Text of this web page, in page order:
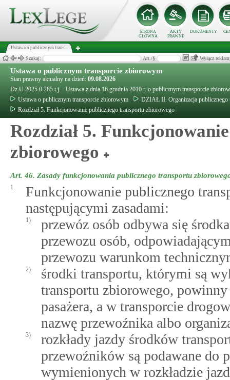
STRONA
GŁÓWNA
AKTY
PRAWNE
DOKUMENTY
Ustawa o publicznym trans...
Szukaj: Art./§ Wyłącz
Ustawa o publicznym transporcie zbiorowym
Stan prawny aktualny na dzień: 09.08.2026
Dz.U.2025.0.285 t.j. - Ustawa z dnia 16 grudnia 2010 r. o publicznym transporcie
Ustawa o publicznym transporcie zbiorowym
DZIAŁ II. Organizacja publicznego
Rozdział 5. Funkcjonowanie publicznego transportu zbiorowego
Rozdział 5.
zbiorowego
Art. 46. Zasady funkcjonowania publicznego transportu
1.
Funkcjonowanie publicznego
następującymi zasadami:
1)
przewóz osób odbywa się
przewozu osób,
przewozu warunkom
2)
środki transportu, którymi są
transportu zbiorowego,
pasażera, a w transporcie
nazwę przewoźnika albo
3)
rozkłady jazdy środków
przewoźników są podawane do
wymienionych w rozkładzie